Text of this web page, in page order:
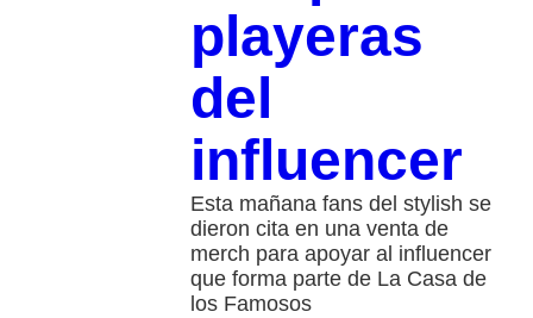
playeras
del
influencer
Esta mañana fans del stylish se
dieron cita en una venta de
merch para apoyar al influencer
que forma parte de La Casa de
los Famosos